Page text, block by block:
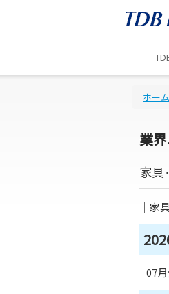
ホーム
業
家具
｜家
07